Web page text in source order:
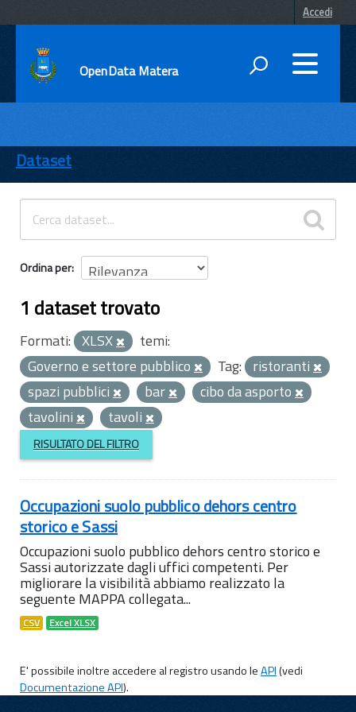
Accedi
OpenData Matera
ENTI
TEMI
INFORMAZIONI
Dataset
Ordina per
1 dataset trovato
Formati: XLSX
temi:
Governo e settore pubblico
Tag: ristoranti
spazi pubblici
bar
cibo da asporto
tavolini
tavoli
RISULTATO DEL FILTRO
Occupazioni suolo pubblico dehors centro
storico e Sassi
Occupazioni suolo pubblico dehors centro storico e
Sassi autorizzate dagli uffici competenti. Per
migliorare la visibilità abbiamo realizzato la
seguente MAPPA collegata...
CSV Excel XLSX
E' possibile inoltre accedere al registro usando leAPI(vedi
Documentazione API).